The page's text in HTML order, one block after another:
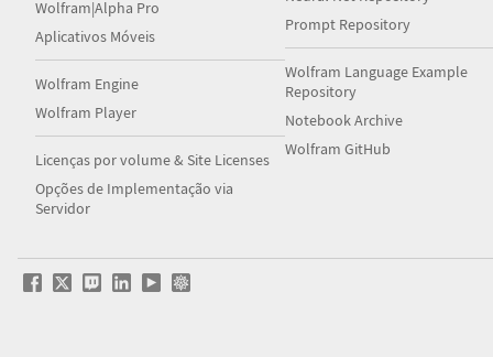
Wolfram|Alpha Pro
Aplicativos Móveis
Wolfram Engine
Wolfram Player
Licenças por volume & Site Licenses
Opções de Implementação via
Servidor
Prompt Repository
Wolfram Language Example
Repository
Notebook Archive
Wolfram GitHub